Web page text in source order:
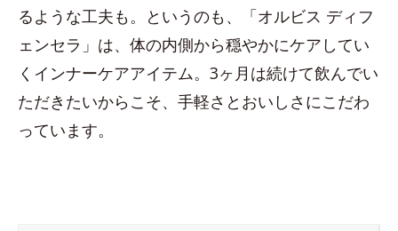
るような工夫も。というのも、「オルビス ディフ
ェンセラ」は、体の内側から穏やかにケアしてい
くインナーケアアイテム。3ヶ月は続けて飲んでい
ただきたいからこそ、手軽さとおいしさにこだわ
っています。